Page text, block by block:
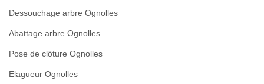
Dessouchage arbre Ognolles
Abattage arbre Ognolles
Pose de clôture Ognolles
Elagueur Ognolles